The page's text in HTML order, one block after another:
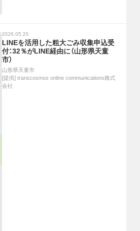
2026.05.20
LINEを活用した粗大ごみ収集申込受
付：32％がLINE経由に（山形県天童
市）
山形県天童市
[提供] transcosmos online communications株式
会社